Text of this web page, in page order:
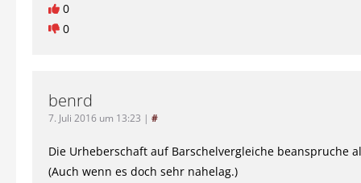
0
0
benrd
7. Juli 2016 um 13:23 | #
Die Urheberschaft auf Barschelvergleiche beanspruche
(Auch wenn es doch sehr nahelag.)